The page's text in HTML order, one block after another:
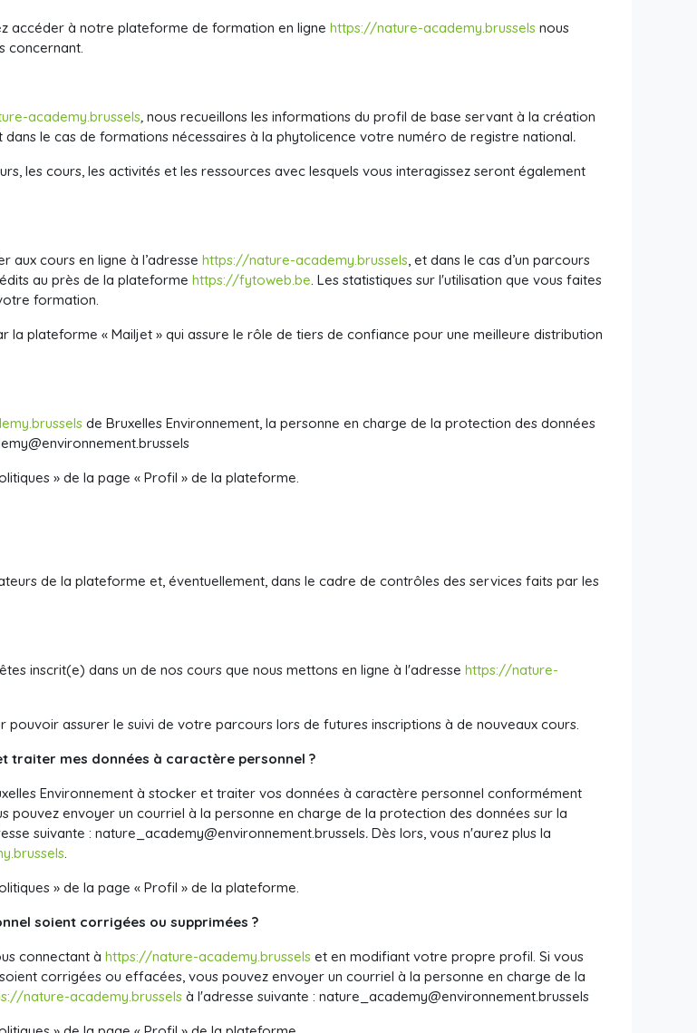
accéder à notre plateforme de formation en ligne https://nature-academy.brussels nous
concernant.
academy.brussels, nous recueillons les informations du profil de base servant à la création
le cas de formations nécessaires à la phytolicence votre numéro de registre national.
les cours, les activités et les ressources avec lesquels vous interagissez seront également
aux cours en ligne à l’adresse https://nature-academy.brussels, et dans le cas d’un parcours
au près de la plateforme https://fytoweb.be. Les statistiques sur l'utilisation que vous faites
formation.
plateforme « Mailjet » qui assure le rôle de tiers de confiance pour une meilleure distribution
de Bruxelles Environnement, la personne en charge de la protection des données
» de la page « Profil » de la plateforme.
de la plateforme et, éventuellement, dans le cadre de contrôles des services faits par les
inscrit(e) dans un de nos cours que nous mettons en ligne à l'adresse https://nature-
pouvoir assurer le suivi de votre parcours lors de futures inscriptions à de nouveaux cours.
traiter mes données à caractère personnel ?
Environnement à stocker et traiter vos données à caractère personnel conformément
envoyer un courriel à la personne en charge de la protection des données sur la
suivante : nature_academy@environnement.brussels. Dès lors, vous n'aurez plus la
.
» de la page « Profil » de la plateforme.
soient corrigées ou supprimées ?
connectant à https://nature-academy.brussels et en modifiant votre propre profil. Si vous
corrigées ou effacées, vous pouvez envoyer un courriel à la personne en charge de la
nature-academy.brussels à l'adresse suivante : nature_academy@environnement.brussels